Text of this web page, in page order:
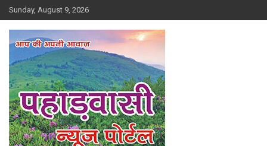
Skip
to
content
Sunday, August 9, 2026